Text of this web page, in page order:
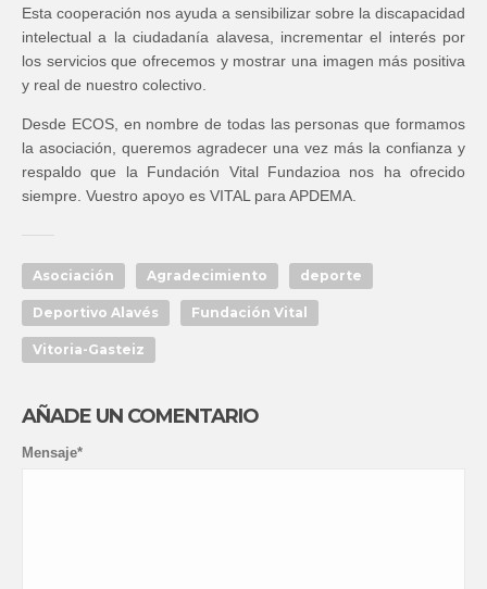
Esta cooperación nos ayuda a sensibilizar sobre la discapacidad
intelectual a la ciudadanía alavesa, incrementar el interés por
los servicios que ofrecemos y mostrar una imagen más positiva
y real de nuestro colectivo.
Desde ECOS, en nombre de todas las personas que formamos
la asociación, queremos agradecer una vez más la confianza y
respaldo que la Fundación Vital Fundazioa nos ha ofrecido
siempre. Vuestro apoyo es VITAL para APDEMA.
Asociación Agradecimiento deporte
Deportivo Alavés Fundación Vital
Vitoria-Gasteiz
AÑADE UN COMENTARIO
Mensaje*